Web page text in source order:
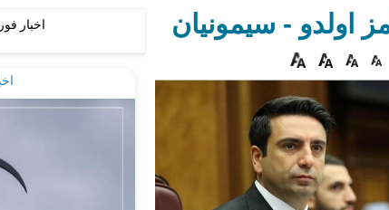
اولدو - سیمونیان